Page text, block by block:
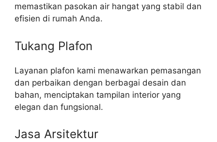
memastikan pasokan air hangat yang stabil dan
efisien di rumah Anda.
Tukang Plafon
Layanan plafon kami menawarkan pemasangan
dan perbaikan dengan berbagai desain dan
bahan, menciptakan tampilan interior yang
elegan dan fungsional.
Jasa Arsitektur